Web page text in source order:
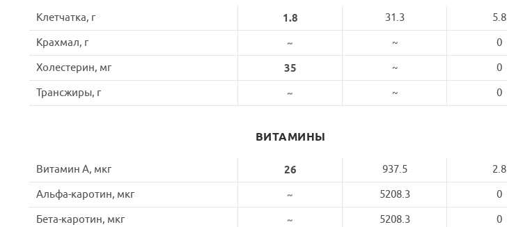
Клетчатка, г 1.8 31.3
5.8
Крахмал, г
~ ~
0
Холестерин, мг
35 ~
0
Трансжиры, г
~ ~ 0
ВИТАМИНЫ
Витамин A, мкг 26 937.5
2.8
Альфа-каротин, мкг
~ 5208.3
0
Бета-каротин, мкг
~ 5208.3
0